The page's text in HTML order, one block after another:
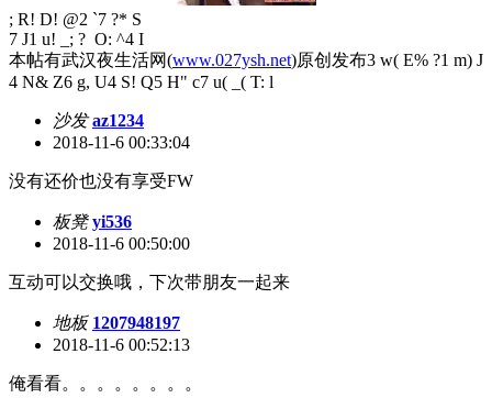
; R! D! @2 `7 ?* S
7 J1 u! _; ? O: ^4 I
本帖有武汉夜生活网(www.027ysh.net)原创发布3 w( E% ?1 m) J
4 N& Z6 g, U4 S! Q5 H" c7 u( _( T: l
沙发 az1234
2018-11-6 00:33:04
没有还价也没有享受FW
板凳 yi536
2018-11-6 00:50:00
互动可以交换哦，下次带朋友一起来
地板 1207948197
2018-11-6 00:52:13
俺看看。。。。。。。。